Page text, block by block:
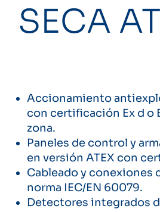
SECA
Accionamiento
con certificación Ex d o
zona.
Paneles de control y
en versión ATEX con
Cableado y conexiones
norma IEC/EN 60079.
Detectores integrados